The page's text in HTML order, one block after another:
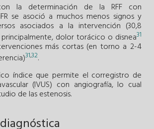
la determinación de la RFF con
se asoció a muchos menos signos y
asociados a la intervención (30,8
principalmente, dolor torácico o disnea31
más cortas (en torno a 2-4
31,32.
índice que permite el corregistro de
(IVUS) con angiografía, lo cual
de las estenosis.